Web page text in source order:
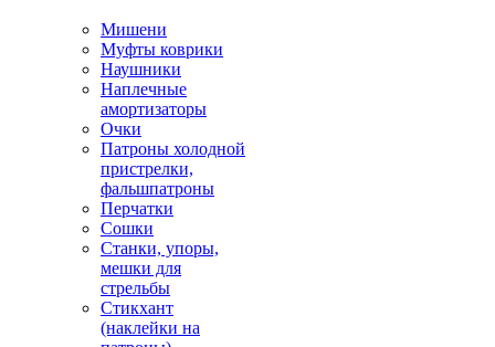
Мишени
Муфты коврики
Наушники
Наплечные
амортизаторы
Очки
Патроны холодной
пристрелки,
фальшпатроны
Перчатки
Сошки
Станки, упоры,
мешки для
стрельбы
Стикхант
(наклейки на